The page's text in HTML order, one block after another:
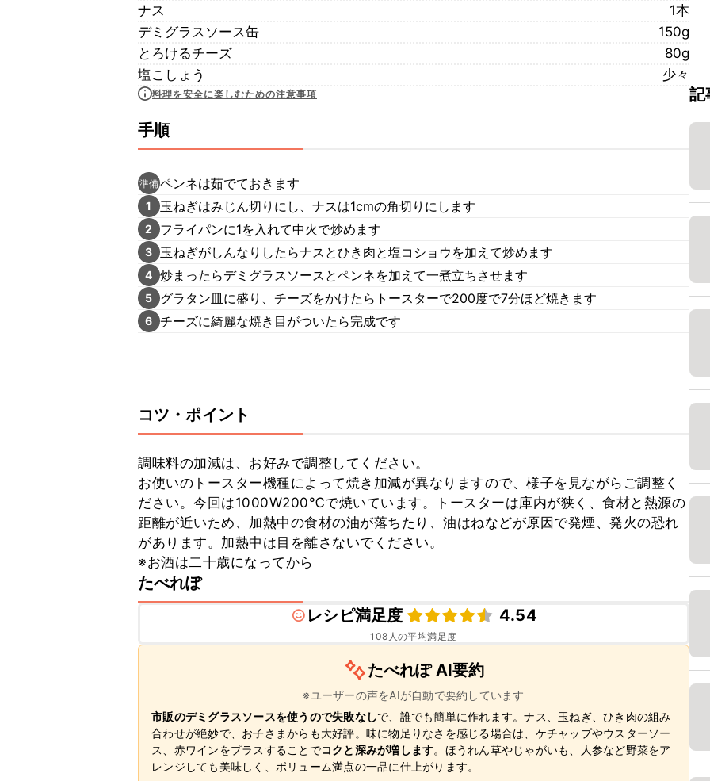
ナス
1本
デミグラスソース缶
150g
とろけるチーズ
80g
塩こしょう
少々
料理を安全に楽しむための注意事項
手順
準備ペンネは茹でておきます
1 玉ねぎはみじん切りにし、ナスは1cmの角切りにします
2 フライパンに1を入れて中火で炒めます
3 玉ねぎがしんなりしたらナスとひき肉と塩コショウを加えて炒めます
4 炒まったらデミグラスソースとペンネを加えて一煮立ちさせます
5 グラタン皿に盛り、チーズをかけたらトースターで200度で7分ほど焼きます
6 チーズに綺麗な焼き目がついたら完成です
コツ・ポイント
調味料の加減は、お好みで調整してください。
お使いのトースター機種によって焼き加減が異なりますので、様子を見ながらご調整く
ださい。今回は1000W200℃で焼いています。トースターは庫内が狭く、食材と熱源の
距離が近いため、加熱中の食材の油が落ちたり、油はねなどが原因で発煙、発火の恐れ
があります。加熱中は目を離さないでください。
※お酒は二十歳になってから
たべれぽ
レシピ満足度
4.54
108 人の平均満足度
たべれぽ AI要約
※ユーザーの声をAIが自動で要約しています
市販のデミグラスソースを使うので失敗なしで、誰でも簡単に作れます。ナス、玉ねぎ、ひき肉の組み
合わせが絶妙で、お子さまからも大好評。味に物足りなさを感じる場合は、ケチャップやウスターソー
ス、赤ワインをプラスすることでコクと深みが増します。ほうれん草やじゃがいも、人参など野菜をア
レンジしても美味しく、ボリューム満点の一品に仕上がります。
記